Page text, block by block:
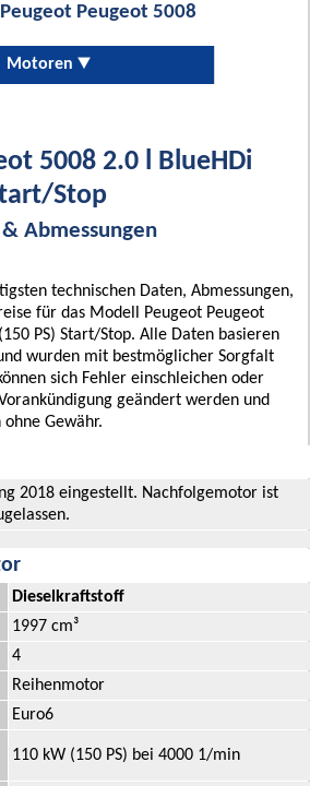
Peugeot 5008
Motoren
5008 2.0 l BlueHDi
Stop
Abmessungen
technischen Daten, Abmessungen,
für das Modell Peugeot Peugeot
PS) Start/Stop. Alle Daten basieren
wurden mit bestmöglicher Sorgfalt
sich Fehler einschleichen oder
geändert werden und
Gewähr.
2018 eingestellt. Nachfolgemotor ist
Dieselkraftstoff
1997 cm³
4
Reihenmotor
Euro6
110 kW (150 PS) bei 4000 1/min